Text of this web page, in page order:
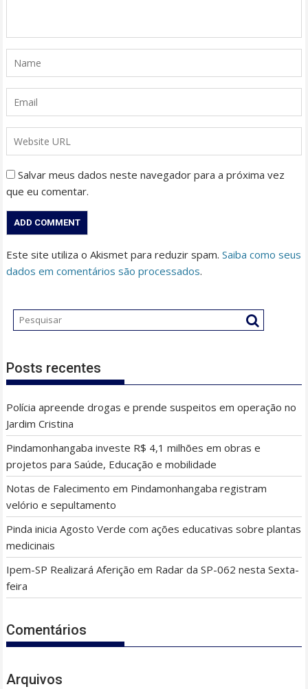
Salvar meus dados neste navegador para a próxima vez
que eu comentar.
Este site utiliza o Akismet para reduzir spam.Saiba como seus
dados em comentários são processados.
Posts recentes
Polícia apreende drogas e prende suspeitos em operação no
Jardim Cristina
Pindamonhangaba investe R$ 4,1 milhões em obras e
projetos para Saúde, Educação e mobilidade
Notas de Falecimento em Pindamonhangaba registram
velório e sepultamento
Pinda inicia Agosto Verde com ações educativas sobre plantas
medicinais
Ipem-SP Realizará Aferição em Radar da SP-062 nesta Sexta-
feira
Comentários
Arquivos